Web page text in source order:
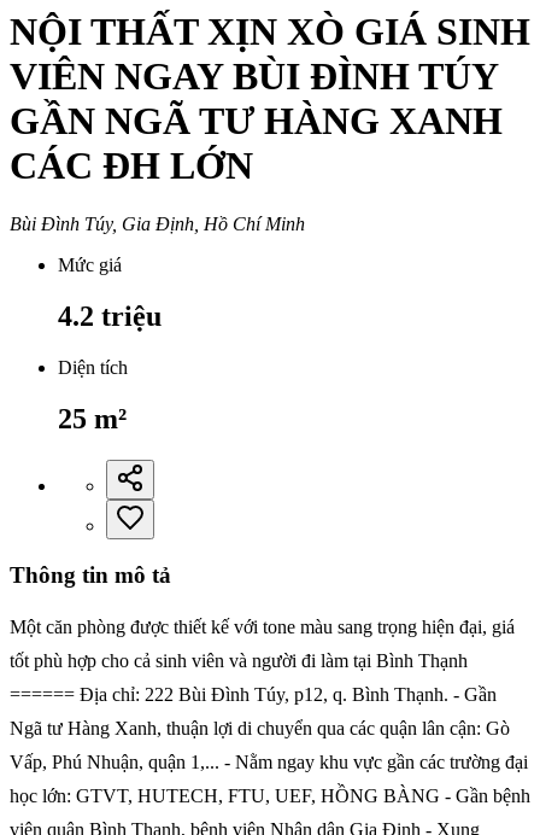
NỘI THẤT XỊN XÒ GIÁ SINH
VIÊN NGAY BÙI ĐÌNH TÚY
GẦN NGÃ TƯ HÀNG XANH
CÁC ĐH LỚN
Bùi Đình Túy, Gia Định, Hồ Chí Minh
Mức giá
4.2 triệu
Diện tích
25 m²
Thông tin mô tả
Một căn phòng được thiết kế với tone màu sang trọng hiện đại, giá
tốt phù hợp cho cả sinh viên và người đi làm tại Bình Thạnh
====== Địa chỉ: 222 Bùi Đình Túy, p12, q. Bình Thạnh. - Gần
Ngã tư Hàng Xanh, thuận lợi di chuyển qua các quận lân cận: Gò
Vấp, Phú Nhuận, quận 1,... - Nằm ngay khu vực gần các trường đại
học lớn: GTVT, HUTECH, FTU, UEF, HỒNG BÀNG - Gần bệnh
viện quận Bình Thạnh, bệnh viện Nhân dân Gia Định - Xung